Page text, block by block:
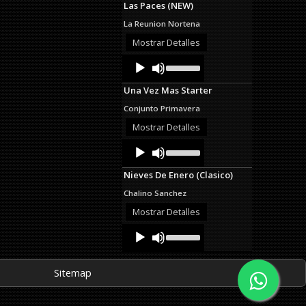
keys
increase
or
Las Paces (NEW)
La Reunion Nortena
Mostrar Detalles
Audio
Player
Up/Down
Arrow
keys
increase
or
Una Vez Mas Starter
Conjunto Primavera
Mostrar Detalles
Audio
Player
Up/Down
Arrow
keys
increase
or
Nieves De Enero (Clasico)
Chalino Sanchez
Mostrar Detalles
Audio
Player
Up/Down
keys
Sitemap